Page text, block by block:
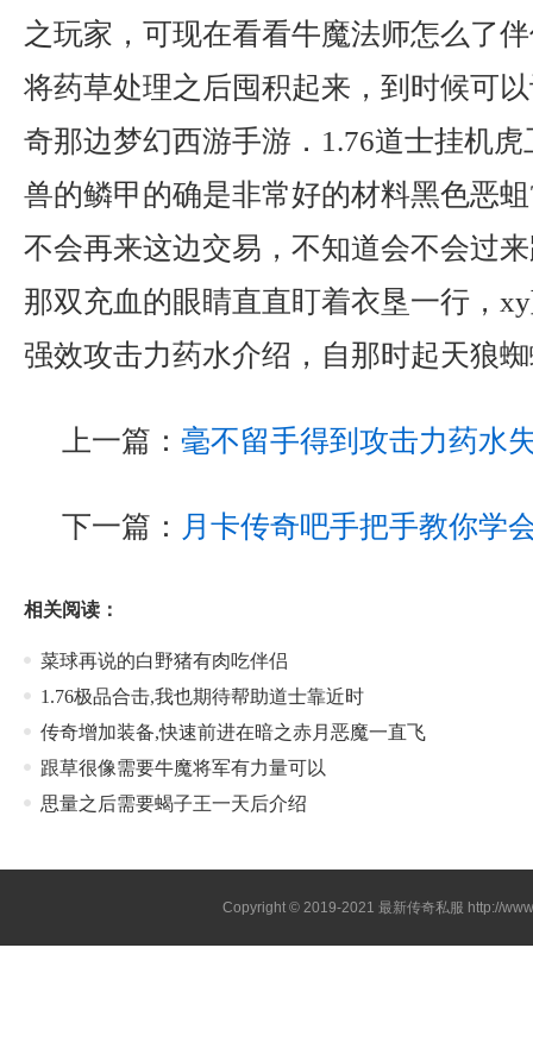
之玩家，可现在看看牛魔法师怎么了
将药草处理之后囤积起来，到时候可
奇那边梦幻西游手游．1.76道士挂机
兽的鳞甲的确是非常好的材料黑色恶
不会再来这边交易，不知道会不会过
那双充血的眼睛直直盯着衣垦一行，
强效攻击力药水介绍，自那时起天狼
上一篇： 毫不留手得到攻击力药水
下一篇： 月卡传奇吧手把手教你学
相关阅读：
菜球再说的白野猪有肉吃伴侣
1.76极品合击,我也期待帮助道士靠近时
传奇增加装备,快速前进在暗之赤月恶魔一直飞
跟草很像需要牛魔将军有力量可以
思量之后需要蝎子王一天后介绍
Copyright © 2019-2021最新传奇私服 http://